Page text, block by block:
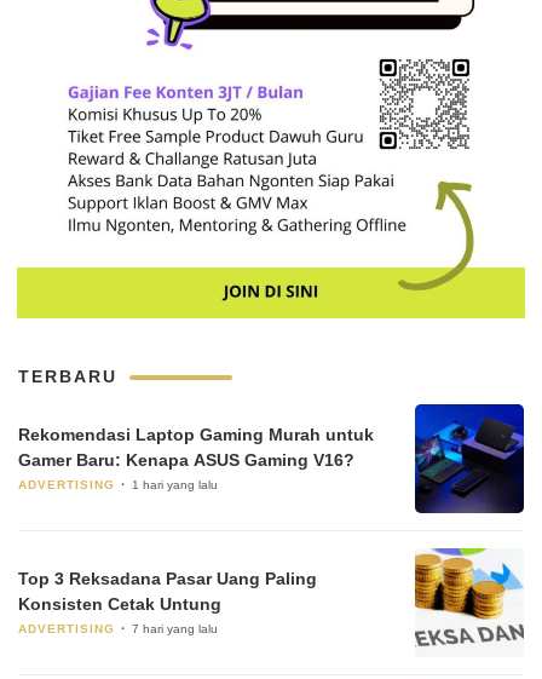
TERBARU
Rekomendasi Laptop Gaming Murah untuk
Gamer Baru: Kenapa ASUS Gaming V16?
ADVERTISING 1 hari yang lalu
Top 3 Reksadana Pasar Uang Paling
Konsisten Cetak Untung
ADVERTISING 7 hari yang lalu